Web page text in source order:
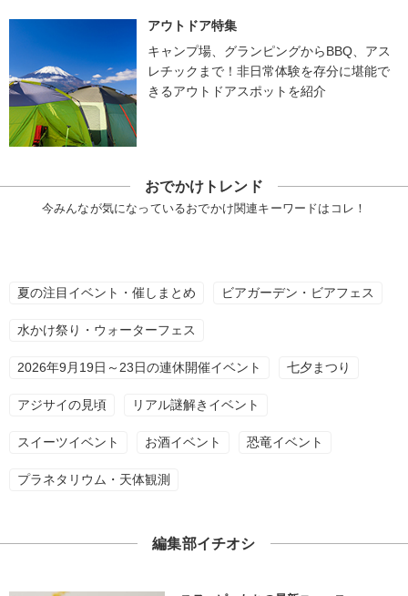
アウトドア特集
キャンプ場、グランピングからBBQ、アス
レチックまで！非日常体験を存分に堪能で
きるアウトドアスポットを紹介
おでかけトレンド
今みんなが気になっているおでかけ関連キーワードはコレ！
夏の注目イベント・催しまとめ ビアガーデン・ビアフェス
水かけ祭り・ウォーターフェス
2026年9月19日～23日の連休開催イベント 七夕まつり
アジサイの見頃 リアル謎解きイベント
スイーツイベント お酒イベント 恐竜イベント
プラネタリウム・天体観測
編集部イチオシ